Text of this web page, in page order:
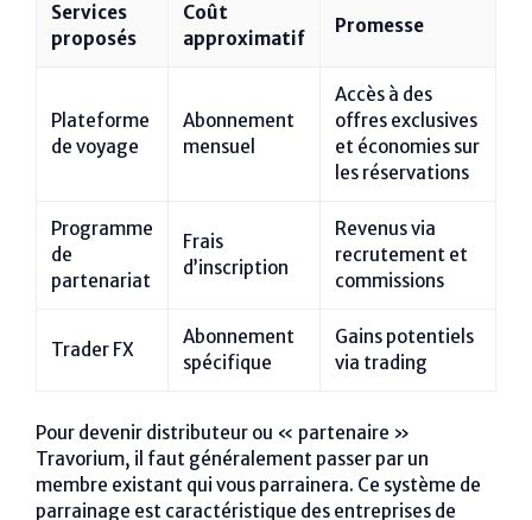
Services
proposés
Coût
approximatif
Promesse
Plateforme
de voyage
Abonnement
mensuel
Accès à des
offres exclusives
et économies sur
les réservations
Programme
de
partenariat
Frais
d’inscription
Revenus via
recrutement et
commissions
Trader FX
Abonnement
spécifique
Gains potentiels
via trading
Pour devenir distributeur ou « partenaire »
Travorium, il faut généralement passer par un
membre existant qui vous parrainera. Ce système de
parrainage est caractéristique des entreprises de